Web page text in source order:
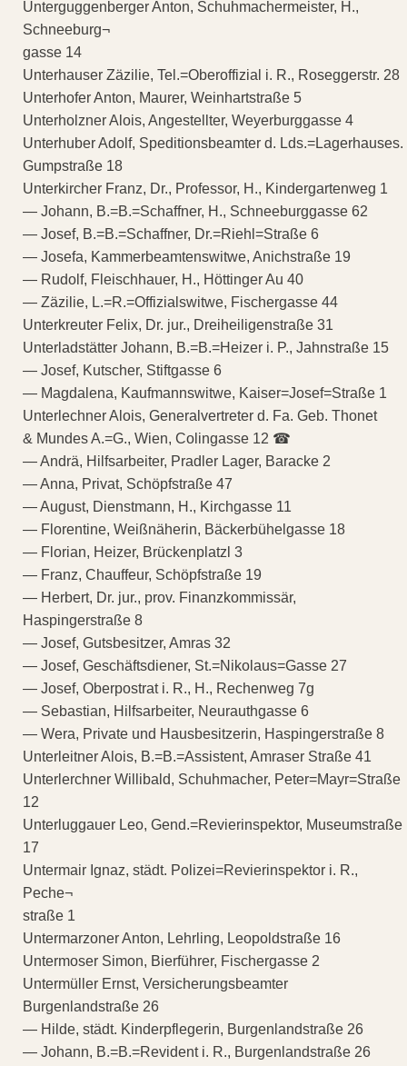
Unterguggenberger Anton, Schuhmachermeister, H.,
Schneeburg¬
gasse 14
Unterhauser Zäzilie, Tel.=Oberoffizial i. R., Roseggerstr. 28
Unterhofer Anton, Maurer, Weinhartstraße 5
Unterholzner Alois, Angestellter, Weyerburggasse 4
Unterhuber Adolf, Speditionsbeamter d. Lds.=Lagerhauses.
Gumpstraße 18
Unterkircher Franz, Dr., Professor, H., Kindergartenweg 1
— Johann, B.=B.=Schaffner, H., Schneeburggasse 62
— Josef, B.=B.=Schaffner, Dr.=Riehl=Straße 6
— Josefa, Kammerbeamtenswitwe, Anichstraße 19
— Rudolf, Fleischhauer, H., Höttinger Au 40
— Zäzilie, L.=R.=Offizialswitwe, Fischergasse 44
Unterkreuter Felix, Dr. jur., Dreiheiligenstraße 31
Unterladstätter Johann, B.=B.=Heizer i. P., Jahnstraße 15
— Josef, Kutscher, Stiftgasse 6
— Magdalena, Kaufmannswitwe, Kaiser=Josef=Straße 1
Unterlechner Alois, Generalvertreter d. Fa. Geb. Thonet
& Mundes A.=G., Wien, Colingasse 12 ☎
— Andrä, Hilfsarbeiter, Pradler Lager, Baracke 2
— Anna, Privat, Schöpfstraße 47
— August, Dienstmann, H., Kirchgasse 11
— Florentine, Weißnäherin, Bäckerbühelgasse 18
— Florian, Heizer, Brückenplatzl 3
— Franz, Chauffeur, Schöpfstraße 19
— Herbert, Dr. jur., prov. Finanzkommissär,
Haspingerstraße 8
— Josef, Gutsbesitzer, Amras 32
— Josef, Geschäftsdiener, St.=Nikolaus=Gasse 27
— Josef, Oberpostrat i. R., H., Rechenweg 7g
— Sebastian, Hilfsarbeiter, Neurauthgasse 6
— Wera, Private und Hausbesitzerin, Haspingerstraße 8
Unterleitner Alois, B.=B.=Assistent, Amraser Straße 41
Unterlerchner Willibald, Schuhmacher, Peter=Mayr=Straße
12
Unterluggauer Leo, Gend.=Revierinspektor, Museumstraße
17
Untermair Ignaz, städt. Polizei=Revierinspektor i. R.,
Peche¬
straße 1
Untermarzoner Anton, Lehrling, Leopoldstraße 16
Untermoser Simon, Bierführer, Fischergasse 2
Untermüller Ernst, Versicherungsbeamter
Burgenlandstraße 26
— Hilde, städt. Kinderpflegerin, Burgenlandstraße 26
— Johann, B.=B.=Revident i. R., Burgenlandstraße 26